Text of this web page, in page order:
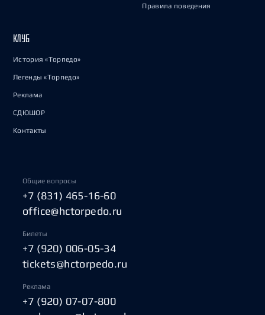
Правила поведения
КЛУБ
История «Торпедо»
Легенды «Торпедо»
Реклама
СДЮШОР
Контакты
Общие вопросы
+7 (831) 465-16-60
office@hctorpedo.ru
Билеты
+7 (920) 006-05-34
tickets@hctorpedo.ru
Реклама
+7 (920) 07-07-800